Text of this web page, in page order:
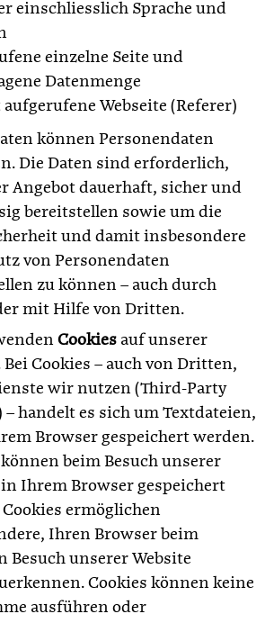
einschliesslich Sprache und
einzelne Seite und
Datenmenge
Webseite (Referer)
können Personendaten
Die Daten sind erforderlich,
Angebot dauerhaft, sicher und
bereitstellen sowie um die
und damit insbesondere
von Personendaten
zu können – auch durch
mit Hilfe von Dritten.
Cookies auf unserer
Bei Cookies – auch von Dritten,
wir nutzen (Third-Party
– handelt es sich um Textdateien,
Browser gespeichert werden.
beim Besuch unserer
in Ihrem Browser gespeichert
ermöglichen
Ihren Browser beim
Besuch unserer Website
Cookies können keine
ausführen oder